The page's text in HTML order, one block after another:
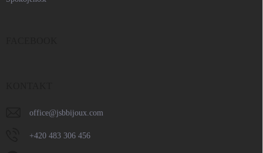
office@jsbbijoux.com
+420 483 306 456